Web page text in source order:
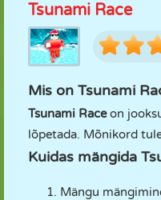
Tsunami Race
Mis on Tsunami
Tsunami Raceon
lõpetada. Mõnikord
Kuidas mängida
Mängu